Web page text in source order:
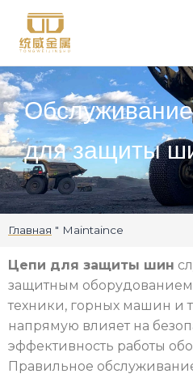
для защиты
Главная " Maintaince
Цепи для защиты шин
защитным
техники, горных машин и
напрямую влияет на
эффективность работы
Правильное